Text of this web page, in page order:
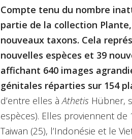
Compte tenu du nombre
partie de la collection Plante,
nouveaux taxons. Cela
nouvelles espèces et 39
affichant 640 images
génitales réparties sur 154
d’entre elles àAthetis Hübner,
espèces). Elles proviennent de
Taiwan (25), l’Indonésie et le